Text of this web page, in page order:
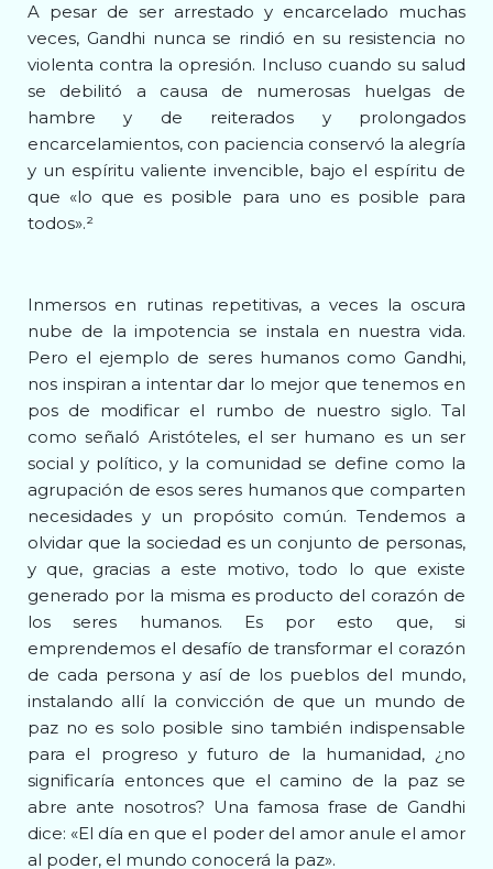
A pesar de ser arrestado y encarcelado muchas
veces, Gandhi nunca se rindió en su resistencia no
violenta contra la opresión. Incluso cuando su salud
se debilitó a causa de numerosas huelgas de
hambre y de reiterados y prolongados
encarcelamientos, con paciencia conservó la alegría
y un espíritu valiente invencible, bajo el espíritu de
que «lo que es posible para uno es posible para
todos».²
Inmersos en rutinas repetitivas, a veces la oscura
nube de la impotencia se instala en nuestra vida.
Pero el ejemplo de seres humanos como Gandhi,
nos inspiran a intentar dar lo mejor que tenemos en
pos de modificar el rumbo de nuestro siglo. Tal
como señaló Aristóteles, el ser humano es un ser
social y político, y la comunidad se define como la
agrupación de esos seres humanos que comparten
necesidades y un propósito común. Tendemos a
olvidar que la sociedad es un conjunto de personas,
y que, gracias a este motivo, todo lo que existe
generado por la misma es producto del corazón de
los seres humanos. Es por esto que, si
emprendemos el desafío de transformar el corazón
de cada persona y así de los pueblos del mundo,
instalando allí la convicción de que un mundo de
paz no es solo posible sino también indispensable
para el progreso y futuro de la humanidad, ¿no
significaría entonces que el camino de la paz se
abre ante nosotros? Una famosa frase de Gandhi
dice: «El día en que el poder del amor anule el amor
al poder, el mundo conocerá la paz».